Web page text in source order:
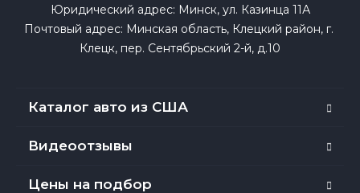
Юридический адрес: Минск, ул. Казинца 11А
Почтовый адрес: Минская область, Клецкий район, г.
Клецк, пер. Сентябрьский 2-й, д.10
Каталог авто из США
Видеоотзывы
Цены на подбор